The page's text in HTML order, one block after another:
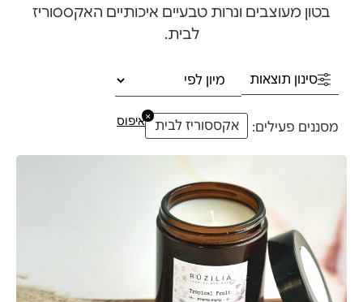
בטון מעוצבים ונרות טבעיים איכותיים האקססוריז
לבית.
סינון תוצאות
מסננים פעילים: אקססוריז לבית
×איפוס